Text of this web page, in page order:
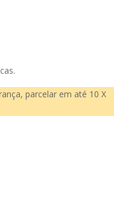
parcelar em até 10 X